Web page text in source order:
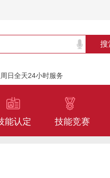
日全天24小时服务
能认定 技能竞赛